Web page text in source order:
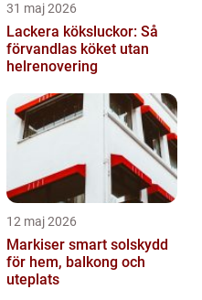
31 maj 2026
Lackera köksluckor: Så
förvandlas köket utan
helrenovering
12 maj 2026
Markiser smart solskydd
för hem, balkong och
uteplats